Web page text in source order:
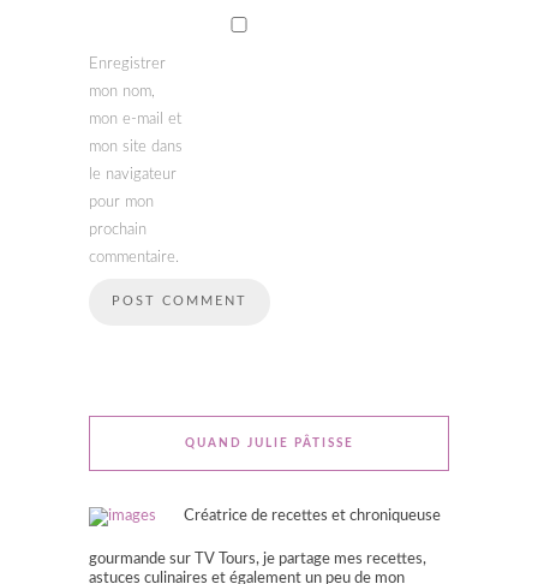
Enregistrer
mon nom,
mon e-mail et
mon site dans
le navigateur
pour mon
prochain
commentaire.
QUAND JULIE PÂTISSE
Créatrice de recettes et chroniqueuse
gourmande sur TV Tours, je partage mes recettes,
astuces culinaires et également un peu de mon